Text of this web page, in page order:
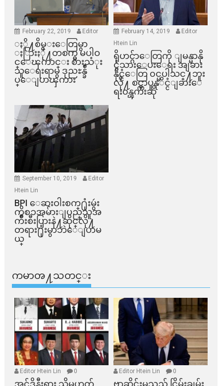
February 22, 2019 Editor
ႏို႔စိမ္းေတြမွာ
ႏြားႏို႔တစက္မွ မပါဝ
င္ေၾကာင္း စားသံုး
သူေရးရာမွ ဒုညႊန္ခ်ဳ
ပ္ေျပာၾကား
February 14, 2019
Editor
Htein Lin
ရိုဟင္ဂ်ာေတြကို ျမန္မာနို
င္ငံသားေပးေရး အျခား
နိုင္ငံေတြ ၀င္မပါသင္႔ဘူး
လို႔ စင္ကာပူနုိင္ငံျခားေ
ရး၀န္ၾကီးဆို
September 10, 2019
Editor
Htein Lin
BPI ​ေဆးဝါးစက္​႐ုံးမွဴး
ကိစၥအမ်ားျပည္​သူအ
က်ိဳးစီးပြားနဲ႔ဆိုင္​လို႔
တရား႐ုံးမွာဘဲေျပာမ
ယ္​
ကမာၻ႔သတင္း
Editor Htein Lin 0
အင်ဒိုနီးရှား သို့မဟုတ်
Editor Htein Lin 0
ဗာဆိုင်းမှသည် ငြိမ်းချမ်း